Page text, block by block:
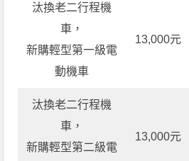
汰換老二行程機
車，
新購輕型第一級電
動機車
13,000元
汰換老二行程機
車，
新購輕型第二級電
13,000元